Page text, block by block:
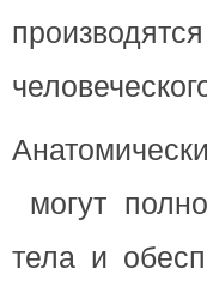
могут
тела и